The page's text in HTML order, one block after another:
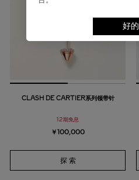
CLASH DE CARTIER系列领带针
12期免息
￥100,000
探 索
好的